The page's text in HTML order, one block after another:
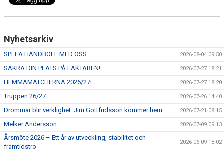
Nyhetsarkiv
SPELA HANDBOLL MED OSS 2026-08-04 09:50
SÄKRA DIN PLATS PÅ LÄKTAREN! 2026-07-27 18:21
HEMMAMATCHERNA 2026/27! 2026-07-27 18:20
Truppen 26/27 2026-07-26 14:40
Drömmar blir verklighet. Jim Gottfridsson kommer hem. 2026-07-21 08:15
Melker Andersson 2026-07-09 09:13
Årsmöte 2026 – Ett år av utveckling, stabilitet och
framtidstro
2026-06-09 18:02